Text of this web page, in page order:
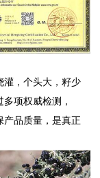
灌，个头大，籽少
项权威检测，
产品质量，是真正